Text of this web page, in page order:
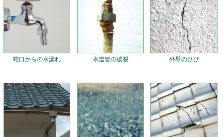
蛇口からの水漏れ 水道管の破裂 外壁のひび